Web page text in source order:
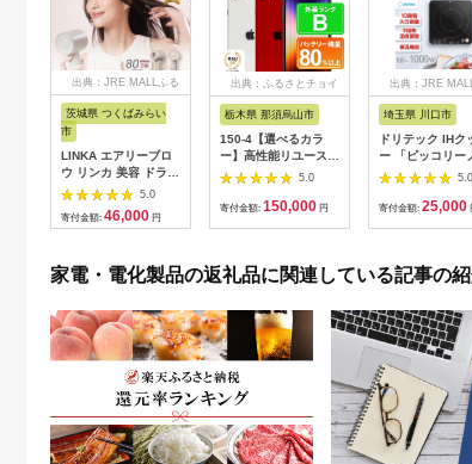
出典：JRE MALLふる
茨城県 つくばみらい
市
LINKA エアリーブロ
ウ リンカ 美容 ドライ
ヤー ヘアケア 髪 エス
テ ギフト ラッピング
贈呈品 プレゼント 母
5.0
寄付金額: 46,000 円
出典：ふるさとチョイ
栃木県 那須烏山市
150-4【選べるカラ
ー】高性能リユース
スマホ Apple
iPhoneSE 3 128GB
SIMロック解除済 本
5.0
寄付金額: 150,000 円
出典：JRE
埼玉県 川口市
ドリテック IHク
ー 「ピッコリー
ブラック DI-
217BK【
5.0
寄付金額: 25,000
家電・電化製品の返礼品に関連している記事の